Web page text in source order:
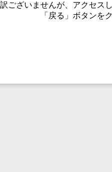
ございませんが、アクセス
「戻る」ボタンを